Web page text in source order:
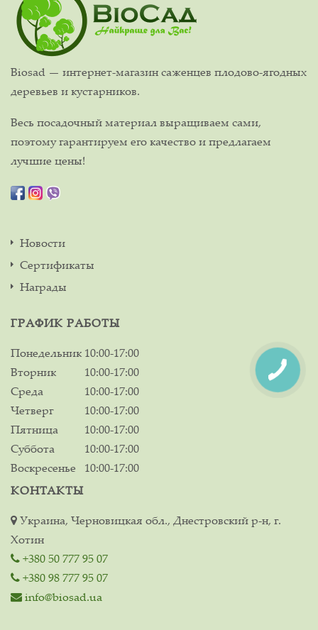
Biosad — интернет-магазин саженцев плодово-ягодных
деревьев и кустарников.
Весь посадочный материал выращиваем сами,
поэтому гарантируем его качество и предлагаем
лучшие цены!
Новости
Сертификаты
Награды
ГРАФИК РАБОТЫ
Понедельник 10:00-17:00
Вторник
10:00-17:00
Среда
10:00-17:00
Четверг
10:00-17:00
Пятница
10:00-17:00
Суббота
10:00-17:00
Воскресенье
10:00-17:00
КОНТАКТЫ
Украина, Черновицкая обл., Днестровский р-н, г.
Хотин
+380 50 777 95 07
+380 98 777 95 07
info@biosad.ua